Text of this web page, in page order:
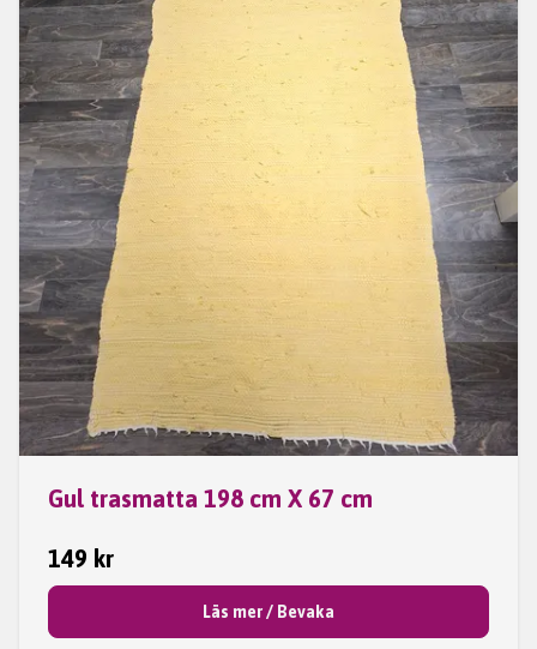
Gul trasmatta 198 cm X 67 cm
149 kr
Läs mer / Bevaka